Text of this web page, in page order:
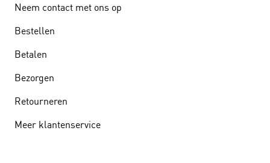
Neem contact met ons op
Bestellen
Betalen
Bezorgen
Retourneren
Meer klantenservice